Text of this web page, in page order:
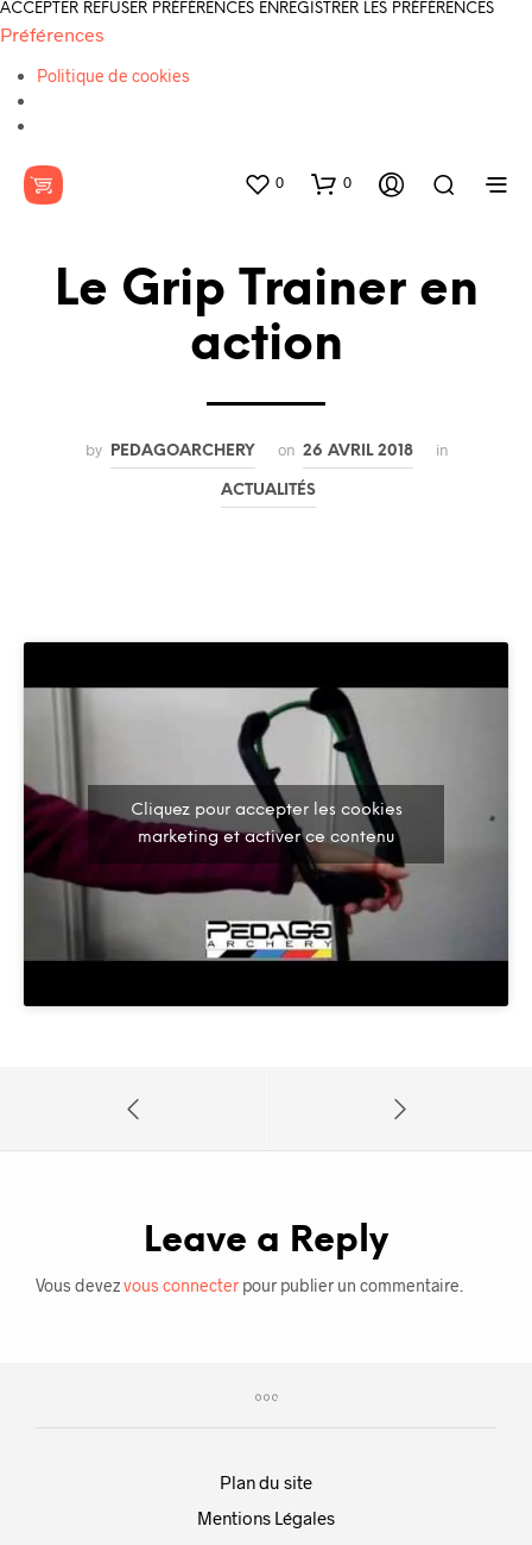
ACCEPTER REFUSER PRÉFÉRENCES ENREGISTRER LES PRÉFÉRENCES
Préférences
Politique de cookies
0 0
Le Grip Trainer en
action
by PEDAGOARCHERY on 26 AVRIL 2018 in
ACTUALITÉS
Cliquez pour accepter les cookies
marketing et activer ce contenu
Leave a Reply
Vous devezvous connecter pour publier un commentaire.
Plan du site
Mentions Légales